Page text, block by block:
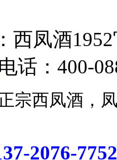
西凤酒
话：400-
宗西凤酒
2076-7752